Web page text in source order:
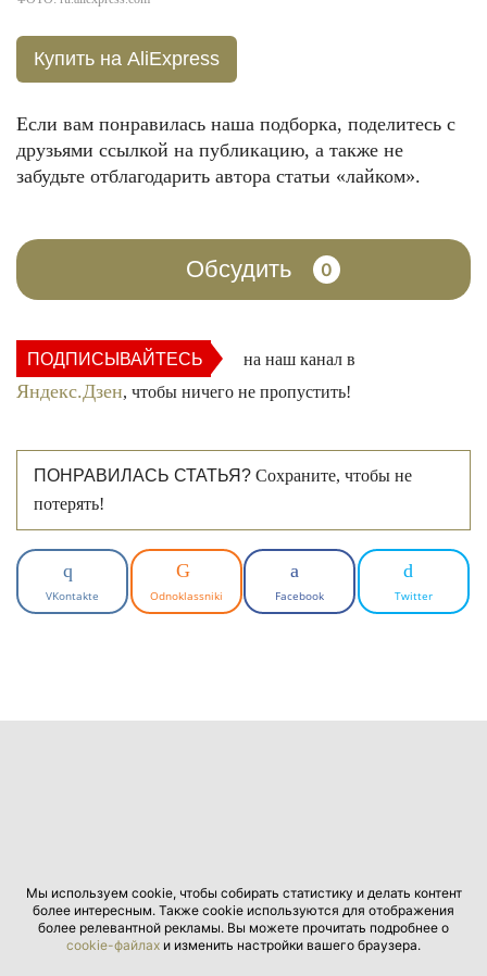
Купить на AliExpress
Если вам понравилась наша подборка, поделитесь с
друзьями ссылкой на публикацию, а также не
забудьте отблагодарить автора статьи «лайком».
Обсудить 0
ПОДПИСЫВАЙТЕСЬ на наш канал в
Яндекс.Дзен, чтобы ничего не пропустить!
ПОНРАВИЛАСЬ СТАТЬЯ? Сохраните, чтобы не
потерять!
VKontakte Odnoklassniki Facebook Twitter
Мы используем cookie, чтобы собирать статистику и делать контент
более интересным. Также cookie используются для отображения
более релевантной рекламы. Вы можете прочитать подробнее о
cookie-файлах и изменить настройки вашего браузера.